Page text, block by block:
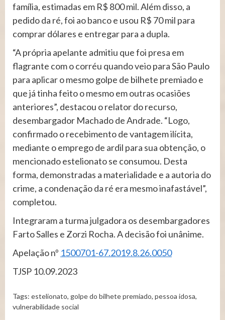
família, estimadas em R$ 800 mil. Além disso, a
pedido da ré, foi ao banco e usou R$ 70 mil para
comprar dólares e entregar para a dupla.
“A própria apelante admitiu que foi presa em
flagrante com o corréu quando veio para São Paulo
para aplicar o mesmo golpe de bilhete premiado e
que já tinha feito o mesmo em outras ocasiões
anteriores”, destacou o relator do recurso,
desembargador Machado de Andrade. “Logo,
confirmado o recebimento de vantagem ilícita,
mediante o emprego de ardil para sua obtenção, o
mencionado estelionato se consumou. Desta
forma, demonstradas a materialidade e a autoria do
crime, a condenação da ré era mesmo inafastável”,
completou.
Integraram a turma julgadora os desembargadores
Farto Salles e Zorzi Rocha. A decisão foi unânime.
Apelação nº 1500701-67.2019.8.26.0050
TJSP 10.09.2023
Tags: estelionato, golpe do bilhete premiado, pessoa idosa,
vulnerabilidade social